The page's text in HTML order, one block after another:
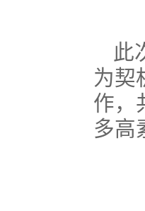
此
为契
作，
多高